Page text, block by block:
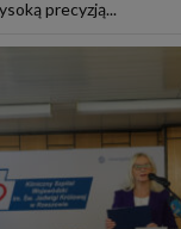
precyzją...